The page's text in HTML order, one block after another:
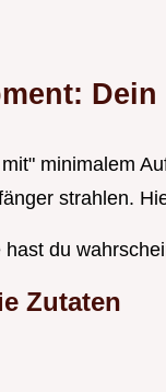
minimalem
strahlen.
du
Zutaten